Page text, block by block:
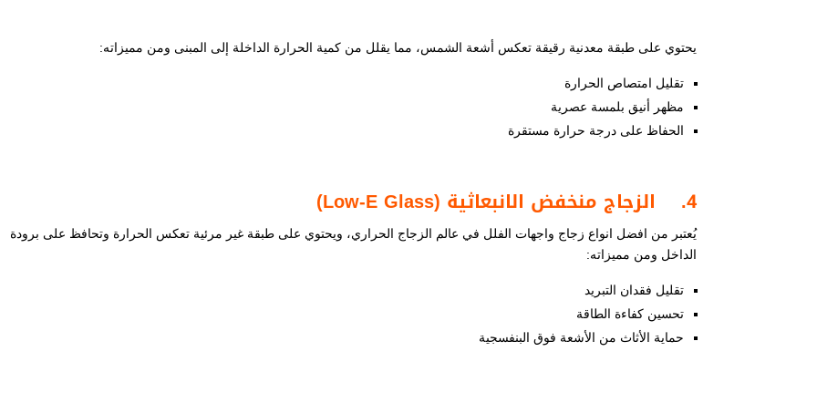
يحتوي على طبقة معدنية رقيقة تعكس أشعة الشمس، مما يقلل من كمية الحرارة الداخلة إلى المبنى ومن مميزاته:
تقليل امتصاص الحرارة
مظهر أنيق بلمسة عصرية
الحفاظ على درجة حرارة مستقرة
4. الزجاج منخفض الانبعاثية (Low-E Glass
)
يُعتبر من افضل انواع زجاج واجهات الفلل​ في عالم الزجاج الحراري، ويحتوي على طبقة غير مرئية تعكس الحرارة وتحافظ على برودة
الداخل ومن مميزاته:
تقليل فقدان التبريد
تحسين كفاءة الطاقة
حماية الأثاث من الأشعة فوق البنفسجية